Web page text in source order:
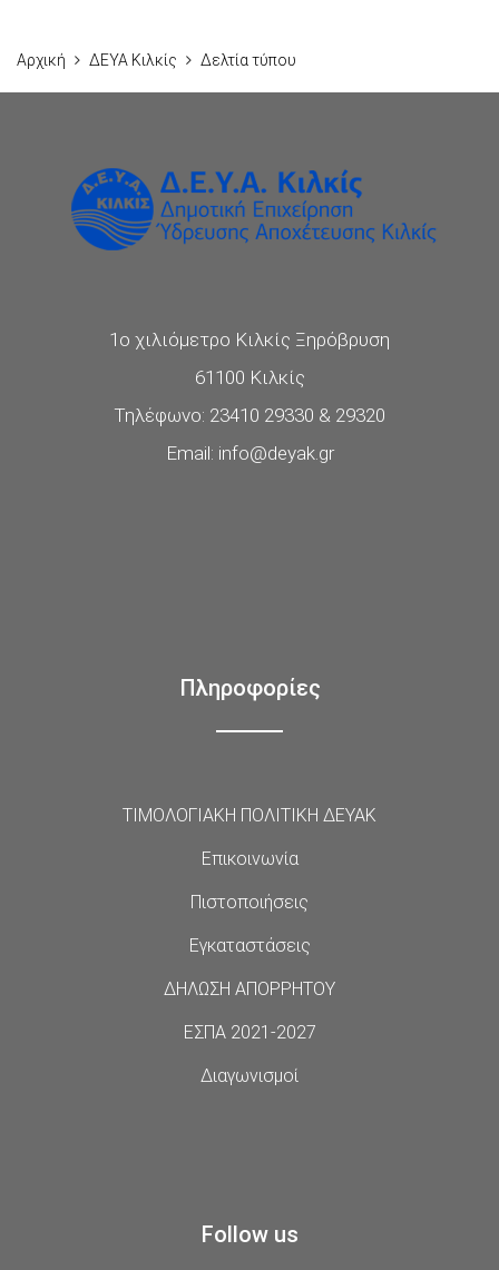
Αρχική ΔΕΥΑ Κιλκίς Δελτία τύπου
1ο χιλιόμετρο Κιλκίς Ξηρόβρυση
61100 Κιλκίς
Τηλέφωνο: 23410 29330 & 29320
Email: info@deyak.gr
Πληροφορίες
ΤΙΜΟΛΟΓΙΑΚΗ ΠΟΛΙΤΙΚΗ ΔΕΥΑΚ
Επικοινωνία
Πιστοποιήσεις
Εγκαταστάσεις
ΔΗΛΩΣΗ ΑΠΟΡΡΗΤΟΥ
ΕΣΠΑ 2021-2027
Διαγωνισμοί
Follow us